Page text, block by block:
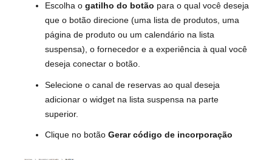
Escolha o gatilho do botão para o qual você deseja
que o botão direcione (uma lista de produtos, uma
página de produto ou um calendário na lista
suspensa), o fornecedor e a experiência à qual você
deseja conectar o botão.
Selecione o canal de reservas ao qual deseja
adicionar o widget na lista suspensa na parte
superior.
Clique no botão Gerar código de incorporação